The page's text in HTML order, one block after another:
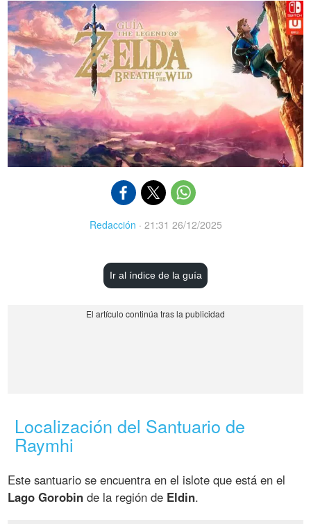
Redacción · 21:31 26/12/2025
Ir al índice de la guía
Localización del Santuario de
Raymhi
Este santuario se encuentra en el islote que está en el
Lago Gorobin de la región de Eldin.